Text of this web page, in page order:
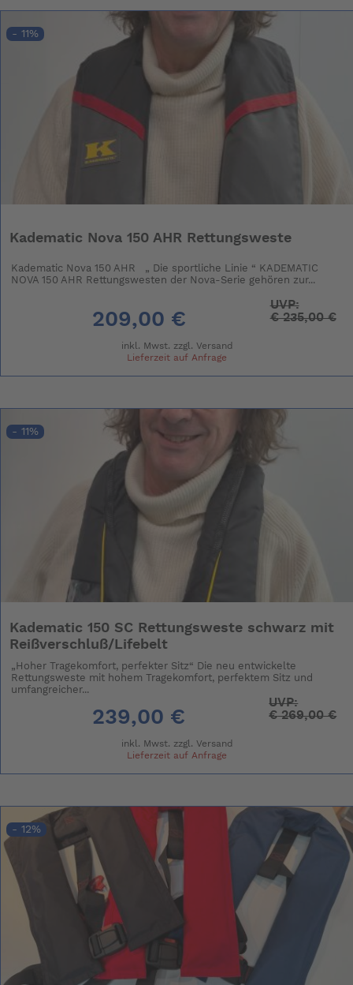
- 11%
Kadematic Nova 150 AHR Rettungsweste
Kadematic Nova 150 AHR „ Die sportliche Linie “ KADEMATIC
NOVA 150 AHR Rettungswesten der Nova-Serie gehören zur...
209,00 €
UVP:
€235,00 €
inkl. Mwst. zzgl. Versand
Lieferzeit auf Anfrage
- 11%
Kadematic 150 SC Rettungsweste schwarz mit
Reißverschluß/Lifebelt
„Hoher Tragekomfort, perfekter Sitz“ Die neu entwickelte
Rettungsweste mit hohem Tragekomfort, perfektem Sitz und
umfangreicher...
239,00 €
UVP:
€269,00 €
inkl. Mwst. zzgl. Versand
Lieferzeit auf Anfrage
- 12%